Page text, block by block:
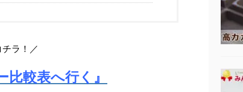
ラ！／
較表へ行く』